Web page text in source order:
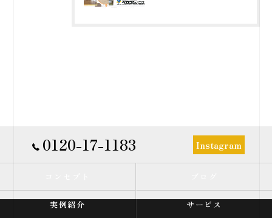
0120-17-1183 Instagram
実例紹介 サービス